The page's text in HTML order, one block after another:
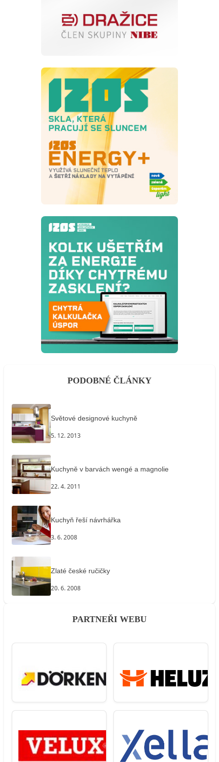
PODOBNÉ ČLÁNKY
Světové designové kuchyně
5. 12. 2013
Kuchyně v barvách wengé a magnolie
22. 4. 2011
Kuchyň řeší návrhářka
3. 6. 2008
Zlaté české ručičky
20. 6. 2008
PARTNEŘI WEBU